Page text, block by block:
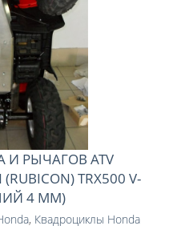
И РЫЧАГОВ ATV
TRX500 V-
4 ММ)
, Квадроциклы Honda